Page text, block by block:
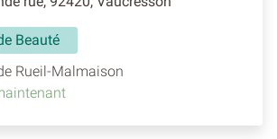
Beauté
Rueil-Malmaison